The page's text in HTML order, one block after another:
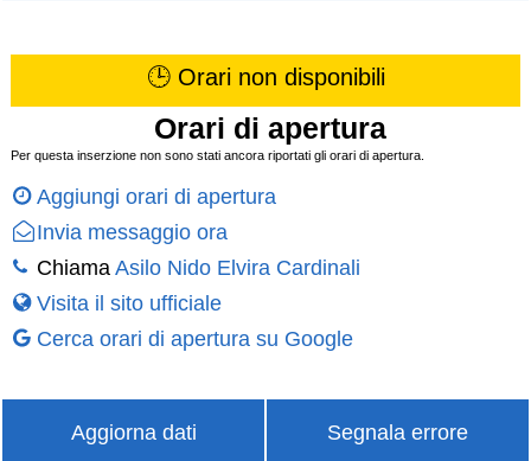
🕒 Orari non disponibili
Orari di apertura
Per questa inserzione non sono stati ancora riportati gli orari di apertura.
Aggiungi orari di apertura
Invia messaggio ora
Chiama Asilo Nido Elvira Cardinali
Visita il sito ufficiale
Cerca orari di apertura su Google
Aggiorna dati Segnala errore